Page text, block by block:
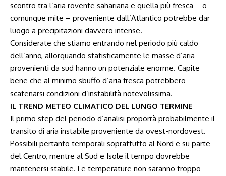
scontro tra l’aria rovente sahariana e quella più fresca – o
comunque mite – proveniente dall’Atlantico potrebbe dar
luogo a precipitazioni davvero intense.
Considerate che stiamo entrando nel periodo più caldo
dell’anno, allorquando statisticamente le masse d’aria
provenienti da sud hanno un potenziale enorme. Capite
bene che al minimo sbuffo d’aria fresca potrebbero
scatenarsi condizioni d’instabilità notevolissima.
IL TREND METEO CLIMATICO DEL LUNGO TERMINE
Il primo step del periodo d’analisi proporrà probabilmente il
transito di aria instabile proveniente da ovest-nordovest.
Possibili pertanto temporali soprattutto al Nord e su parte
del Centro, mentre al Sud e Isole il tempo dovrebbe
mantenersi stabile. Le temperature non saranno troppo